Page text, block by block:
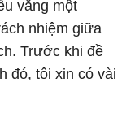
vắng một
nhiệm giữa
Trước khi đề
đó, tôi xin có vài